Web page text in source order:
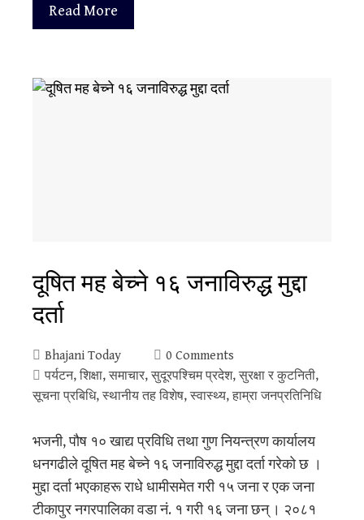
Read More
दूषित मह बेच्ने १६ जनाविरुद्ध मुद्दा
दर्ता
Bhajani Today
0 Comments
पर्यटन, शिक्षा, समाचार, सुदूरपश्‍चिम प्रदेश, सुरक्षा र कुटनिती,
सूचना प्रबिधि, स्थानीय तह विशेष, स्वास्थ्य, हाम्रा जनप्रतिनिधि
भजनी, पौष १० खाद्य प्रविधि तथा गुण नियन्त्रण कार्यालय
धनगढीले दूषित मह बेच्ने १६ जनाविरुद्ध मुद्दा दर्ता गरेको छ ।
मुद्दा दर्ता भएकाहरू राधे धामीसमेत गरी १५ जना र एक जना
टीकापुर नगरपालिका वडा नं. १ गरी १६ जना छन्‌ । २०८१